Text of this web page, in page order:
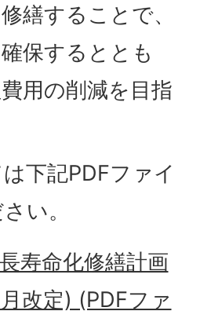
繕することで、
保するととも
用の削減を目指
下記PDFファイ
い。
寿命化修繕計画
改定) (PDFファ